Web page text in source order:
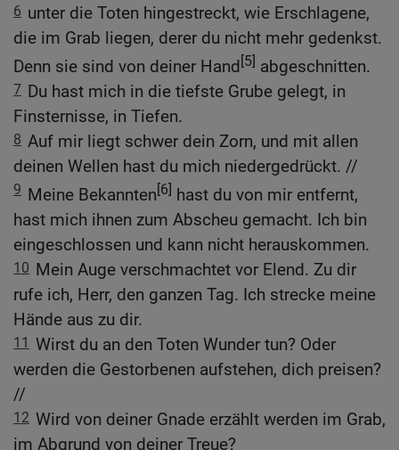
6 unter die Toten hingestreckt, wie Erschlagene,
die im Grab liegen, derer du nicht mehr gedenkst.
Denn sie sind von deiner Hand[5] abgeschnitten.
7 Du hast mich in die tiefste Grube gelegt, in
Finsternisse, in Tiefen.
8 Auf mir liegt schwer dein Zorn, und mit allen
deinen Wellen hast du mich niedergedrückt. //
9 Meine Bekannten[6] hast du von mir entfernt,
hast mich ihnen zum Abscheu gemacht. Ich bin
eingeschlossen und kann nicht herauskommen.
10 Mein Auge verschmachtet vor Elend. Zu dir
rufe ich, Herr, den ganzen Tag. Ich strecke meine
Hände aus zu dir.
11 Wirst du an den Toten Wunder tun? Oder
werden die Gestorbenen aufstehen, dich preisen?
//
12 Wird von deiner Gnade erzählt werden im Grab,
im Abgrund von deiner Treue?